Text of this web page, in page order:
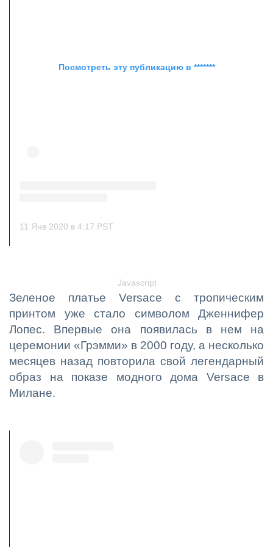
Посмотреть эту публикацию в *******
11 Янв 2020 в 4:17 PST
Javascript
Зеленое платье Versace с тропическим
принтом уже стало символом Дженнифер
Лопес. Впервые она появилась в нем на
церемонии «Грэмми» в 2000 году, а несколько
месяцев назад повторила свой легендарный
образ на показе модного дома Versace в
Милане.